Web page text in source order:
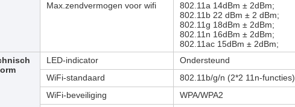
Max.zendvermogen voor wifi
802.11a 14dBm ± 2dBm;
802.11b 22 dBm ± 2 dBm;
802.11g 18dBm ± 2dBm;
802.11n 16dBm ± 2dBm;
802.11ac 15dBm ± 2dBm;
LED-indicator
Ondersteund
WiFi-standaard
802.11b/g/n (2*2 11n-functies)
WiFi-beveiliging
WPA/WPA2